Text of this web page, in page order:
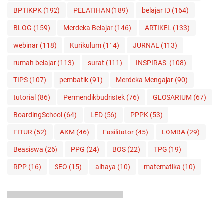
BPTIKPK (192) PELATIHAN (189) belajar ID (164)
BLOG (159) Merdeka Belajar (146) ARTIKEL (133)
webinar (118) Kurikulum (114) JURNAL (113)
rumah belajar (113) surat (111) INSPIRASI (108)
TIPS (107) pembatik (91) Merdeka Mengajar (90)
tutorial (86) Permendikbudristek (76) GLOSARIUM (67)
BoardingSchool (64) LED (56) PPPK (53)
FITUR (52) AKM (46) Fasilitator (45) LOMBA (29)
Beasiswa (26) PPG (24) BOS (22) TPG (19)
RPP (16) SEO (15) alhaya (10) matematika (10)